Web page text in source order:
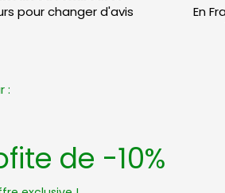
pour changer d'avis
En
:
de -10%